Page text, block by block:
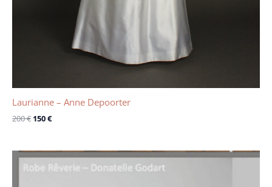
Laurianne – Anne Depoorter
200€ 150€
Le
prix
Le
prix